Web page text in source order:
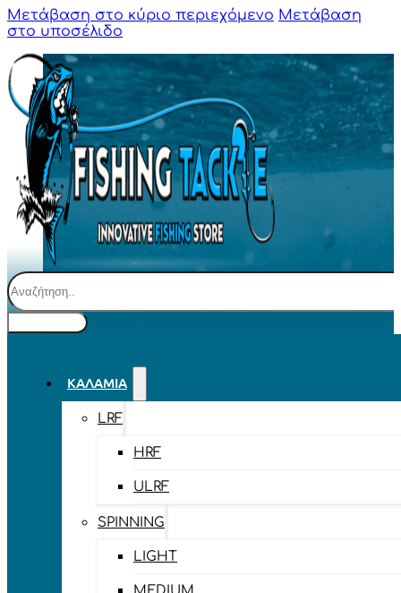
Μετάβαση στο κύριο περιεχόμενο Μετάβαση
στο υποσέλιδο
Αναζήτηση
ΚΑΛΆΜΙΑ
LRF
HRF
ULRF
SPINNING
LIGHT